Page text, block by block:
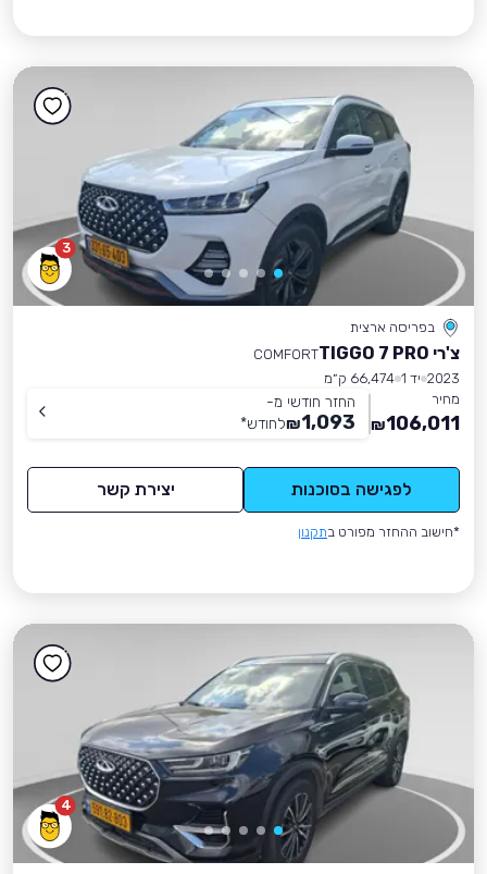
3
בפריסה ארצית
צ'רי TIGGO 7 PRO
COMFORT
2023 יד 1
66,474 ק״מ
מחיר
106,011
₪
החזר חודשי מ-
1,093
₪לחודש*
לפגישה בסוכנות יצירת קשר
*חישוב ההחזר מפורט בתקנון
4